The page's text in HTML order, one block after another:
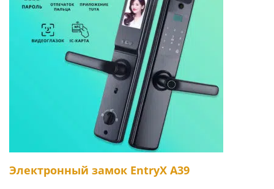
Электронный замок EntryX A39